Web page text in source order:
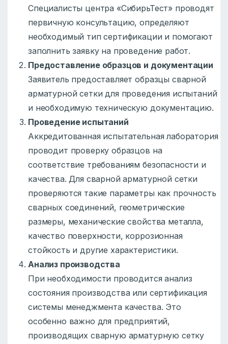
Специалисты центра «СибирьТест» проводят
первичную консультацию, определяют
необходимый тип сертификации и помогают
заполнить заявку на проведение работ.
Предоставление образцов и документации
Заявитель предоставляет образцы сварной
арматурной сетки для проведения испытаний
и необходимую техническую документацию.
Проведение испытаний
Аккредитованная испытательная лаборатория
проводит проверку образцов на
соответствие требованиям безопасности и
качества. Для сварной арматурной сетки
проверяются такие параметры как прочность
сварных соединений, геометрические
размеры, механические свойства металла,
качество поверхности, коррозионная
стойкость и другие характеристики.
Анализ производства
При необходимости проводится анализ
состояния производства или сертификация
системы менеджмента качества. Это
особенно важно для предприятий,
производящих сварную арматурную сетку